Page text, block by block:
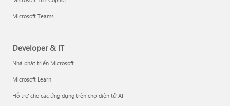
Microsoft Teams
Developer & IT
Nhà phát triển Microsoft
Microsoft Learn
Hỗ trợ cho các ứng dụng trên chợ điện tử AI